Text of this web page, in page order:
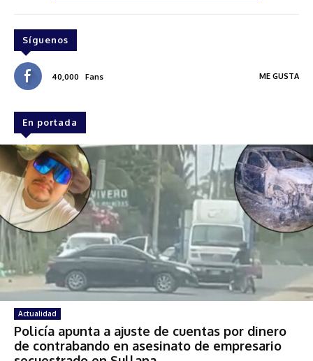
Síguenos
40,000 Fans ME GUSTA
En portada
Actualidad
Policía apunta a ajuste de cuentas por dinero
de contrabando en asesinato de empresario